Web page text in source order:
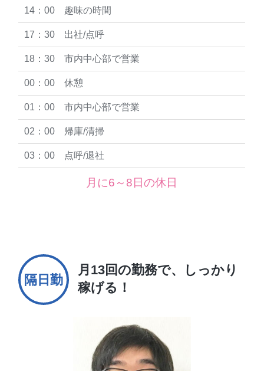
14：00 趣味の時間
17：30 出社/点呼
18：30 市内中心部で営業
00：00 休憩
01：00 市内中心部で営業
02：00 帰庫/清掃
03：00 点呼/退社
月に6～8日の休日
隔日勤
月13回の勤務で、
しっかり
稼げる！